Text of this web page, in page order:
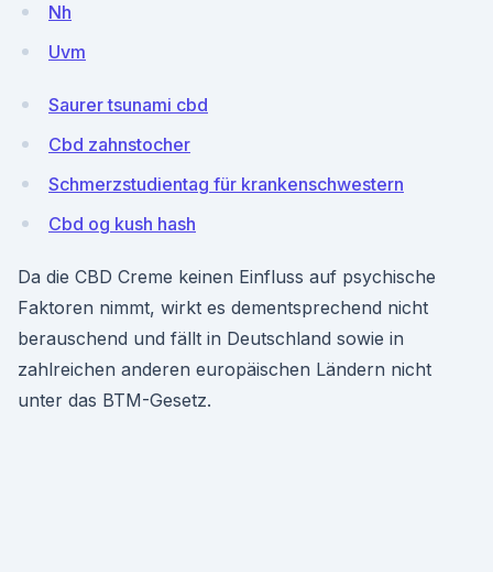
Nh
Uvm
Saurer tsunami cbd
Cbd zahnstocher
Schmerzstudientag für krankenschwestern
Cbd og kush hash
Da die CBD Creme keinen Einfluss auf psychische
Faktoren nimmt, wirkt es dementsprechend nicht
berauschend und fällt in Deutschland sowie in
zahlreichen anderen europäischen Ländern nicht
unter das BTM-Gesetz.